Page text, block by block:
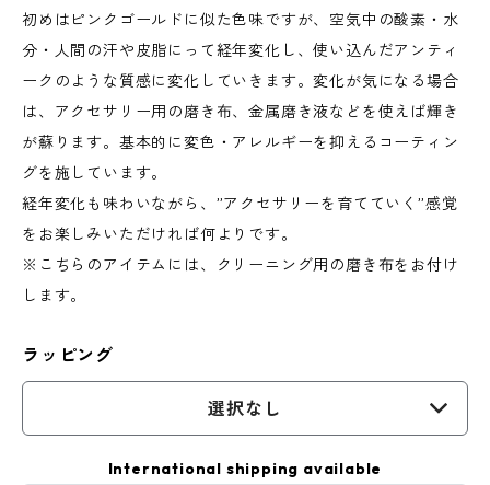
初めはピンクゴールドに似た色味ですが、空気中の酸素・水
分・人間の汗や皮脂にって経年変化し、使い込んだアンティ
ークのような質感に変化していきます。変化が気になる場合
は、アクセサリー用の磨き布、金属磨き液などを使えば輝き
が蘇ります。基本的に変色・アレルギーを抑えるコーティン
グを施しています。
経年変化も味わいながら、”アクセサリーを育てていく”感覚
をお楽しみいただければ何よりです。
※こちらのアイテムには、クリーニング用の磨き布をお付け
します。
ラッピング
選択なし
International shipping available